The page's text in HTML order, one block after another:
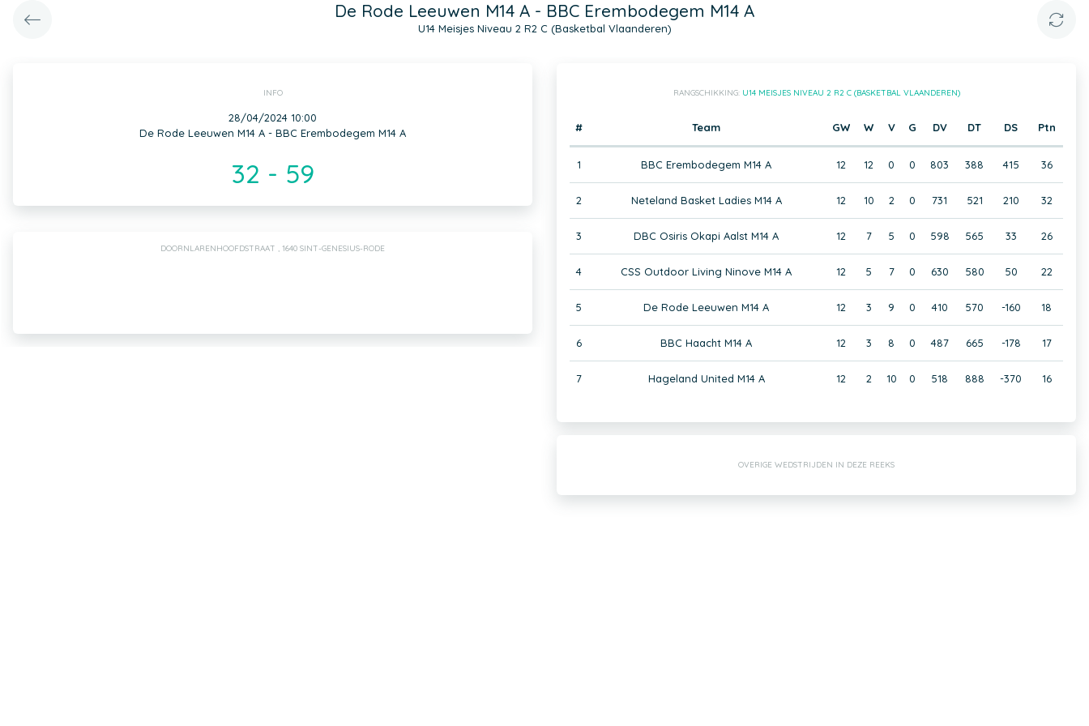
De Rode Leeuwen M14 A - BBC Erembodegem M14 A
U14 Meisjes Niveau 2 R2 C (Basketbal Vlaanderen)
INFO
28/04/2024 10:00
De Rode Leeuwen M14 A - BBC Erembodegem M14 A
32 - 59
DOORNLARENHOOFDSTRAAT , 1640 SINT-GENESIUS-RODE
RANGSCHIKKING: U14 MEISJES NIVEAU 2 R2 C (BASKETBAL VLAANDEREN)
# Team GW W V G DV DT DS Ptn
1 BBC Erembodegem M14 A 12 12 0 0 803 388 415 36
2 Neteland Basket Ladies M14 A 12 10 2 0 731 521 210 32
3 DBC Osiris Okapi Aalst M14 A 12 7 5 0 598 565 33 26
4 CSS Outdoor Living Ninove M14 A 12 5 7 0 630 580 50 22
5 De Rode Leeuwen M14 A 12 3 9 0 410 570 -160 18
6 BBC Haacht M14 A 12 3 8 0 487 665 -178 17
7 Hageland United M14 A 12 2 10 0 518 888 -370 16
OVERIGE WEDSTRIJDEN IN DEZE REEKS